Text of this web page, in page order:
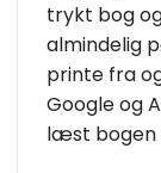
trykt bog
almindelig
printe fra
Google og
læst bogen